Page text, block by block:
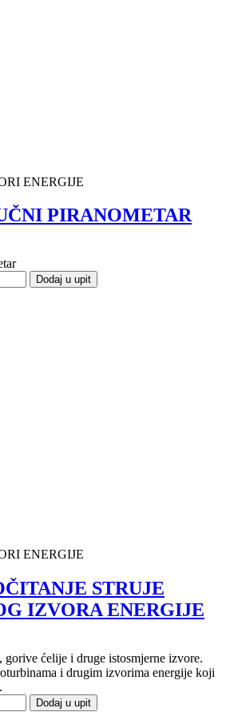
ENERGIJE
PIRANOMETAR
Dodaj u upit
ENERGIJE
STRUJE
IZVORA ENERGIJE
gorive ćelije i druge istosmjerne izvore.
i drugim izvorima energije koji
Dodaj u upit